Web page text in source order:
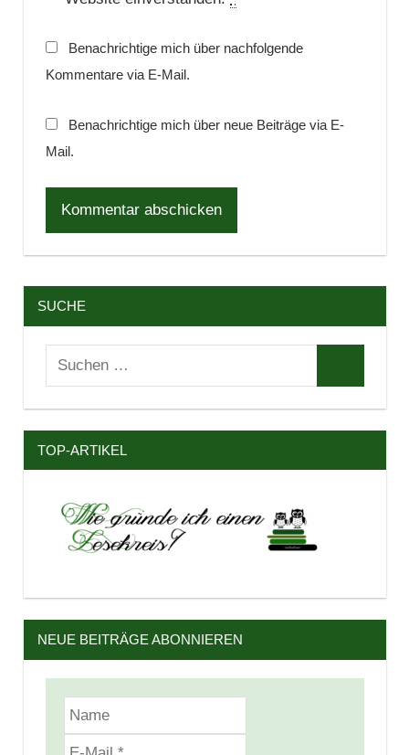
Benachrichtige mich über nachfolgende
Kommentare via E-Mail.
Benachrichtige mich über neue Beiträge via E-
Mail.
SUCHE
Suchen
TOP-ARTIKEL
NEUE BEITRÄGE ABONNIEREN